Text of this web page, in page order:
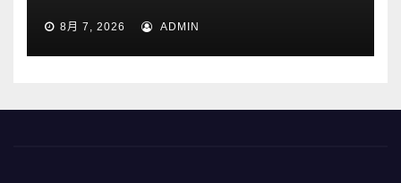
8月 7, 2026 ADMIN